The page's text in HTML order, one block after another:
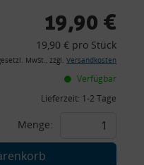
19,90 €
19,90 € pro Stück
MwSt., zzgl. Versandkosten
Verfügbar
Lieferzeit: 1-2 Tage
Menge: